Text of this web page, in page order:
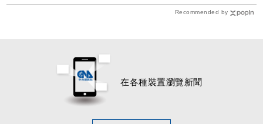
Recommended by
在各種裝置瀏覽新聞